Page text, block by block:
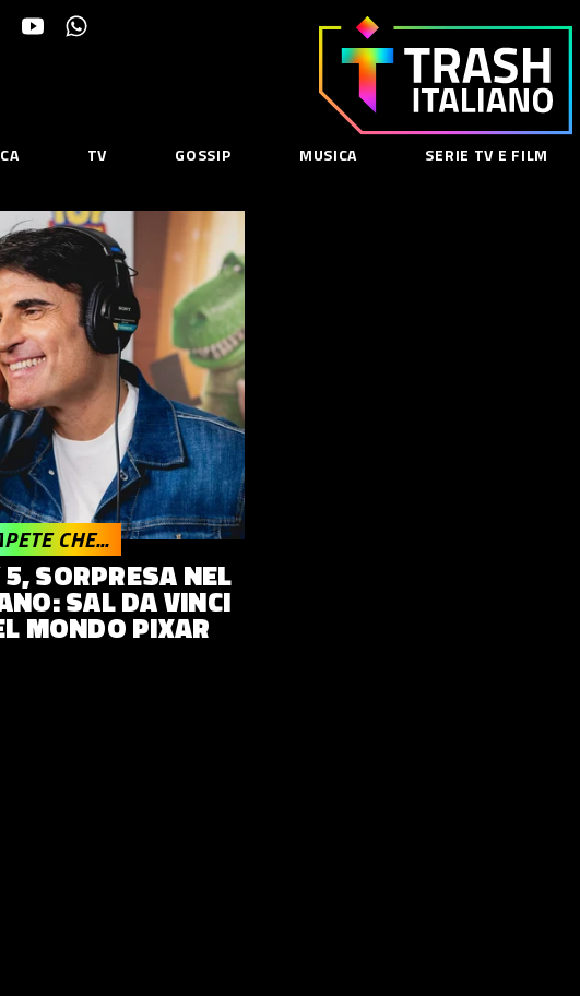
Trash
Italiano
RISORSE
Privacy Policy
Policy Contenuti
- Tutti i diritti riservati.
sociale €10.000,00 i.v.
TV GOSSIP MUSICA SERIE TV E FILM
SORPRESA NEL
SAL DA VINCI
MONDO PIXAR
CHE...